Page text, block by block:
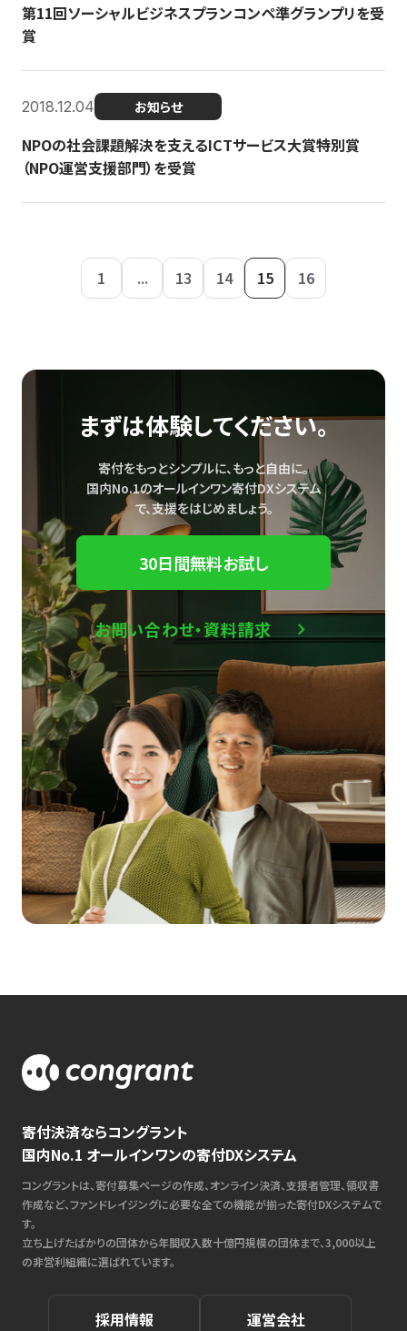
第11回ソーシャルビジネスプランコンペ準グランプリを受
賞
2018.12.04 お知らせ
NPOの社会課題解決を支えるICTサービス大賞特別賞
（NPO運営支援部門）を受賞
1 ... 13 14 15 16
まずは体験してください。
寄付をもっとシンプルに、もっと自由に。
国内No.1のオールインワン寄付DXシステム
で、支援をはじめましょう。
30日間無料お試し
お問い合わせ・資料請求
寄付決済ならコングラント
国内No.1 オールインワンの寄付DXシステム
コングラントは、寄付募集ページの作成、オンライン決済、支援者管理、領収書
作成など、ファンドレイジングに必要な全ての機能が揃った寄付DXシステムで
す。
立ち上げたばかりの団体から年間収入数十億円規模の団体まで、3,000以上
の非営利組織に選ばれています。
採用情報 運営会社